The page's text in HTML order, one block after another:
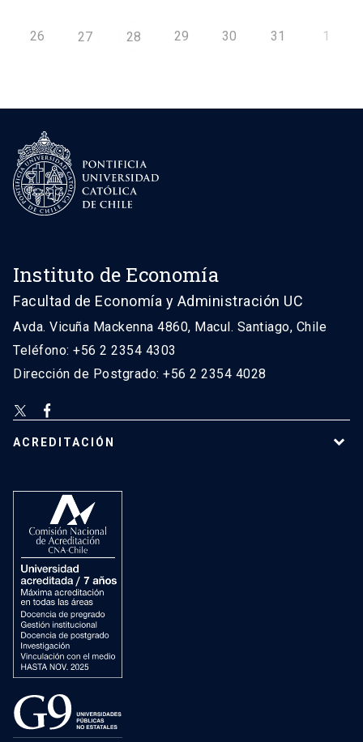
26 27 28 29 30 31 1
Instituto de Economía
Facultad de Economía y Administración UC
Avda. Vicuña Mackenna 4860, Macul. Santiago, Chile
Teléfono: +56 2 2354 4303
Dirección de Postgrado: +56 2 2354 4028
ACREDITACIÓN